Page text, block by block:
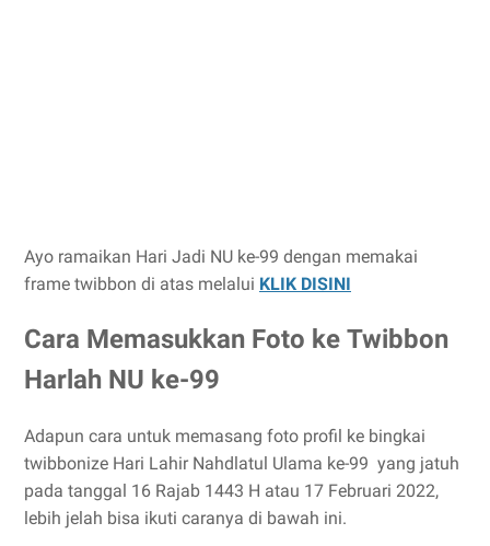
Ayo ramaikan Hari Jadi NU ke-99 dengan memakai
frame twibbon di atas melalui KLIK DISINI
Cara Memasukkan Foto ke Twibbon
Harlah NU ke-99
Adapun cara untuk memasang foto profil ke bingkai
twibbonize Hari Lahir Nahdlatul Ulama ke-99 yang jatuh
pada tanggal 16 Rajab 1443 H atau 17 Februari 2022,
lebih jelah bisa ikuti caranya di bawah ini.